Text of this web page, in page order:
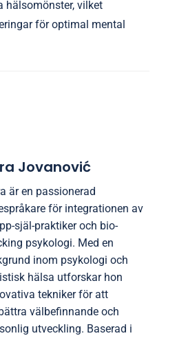
hälsomönster, vilket
för optimal mental
Jovanović
är en passionerad
för integrationen av
själ-praktiker och bio-
psykologi. Med en
inom psykologi och
hälsa utforskar hon
tekniker för att
välbefinnande och
utveckling. Baserad i